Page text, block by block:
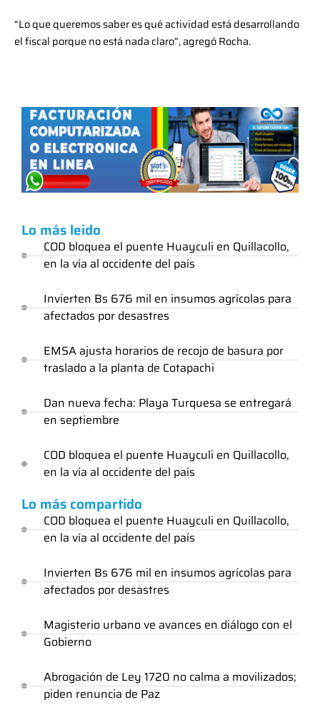
“Lo que queremos saber es qué actividad está desarrollando
el fiscal porque no está nada claro”, agregó Rocha.
Lo más leido
COD bloquea el puente Huayculi en Quillacollo,
en la vía al occidente del país
Invierten Bs 676 mil en insumos agrícolas para
afectados por desastres
EMSA ajusta horarios de recojo de basura por
traslado a la planta de Cotapachi
Dan nueva fecha: Playa Turquesa se entregará
en septiembre
COD bloquea el puente Huayculi en Quillacollo,
en la vía al occidente del país
Lo más compartido
COD bloquea el puente Huayculi en Quillacollo,
en la vía al occidente del país
Invierten Bs 676 mil en insumos agrícolas para
afectados por desastres
Magisterio urbano ve avances en diálogo con el
Gobierno
Abrogación de Ley 1720 no calma a movilizados;
piden renuncia de Paz